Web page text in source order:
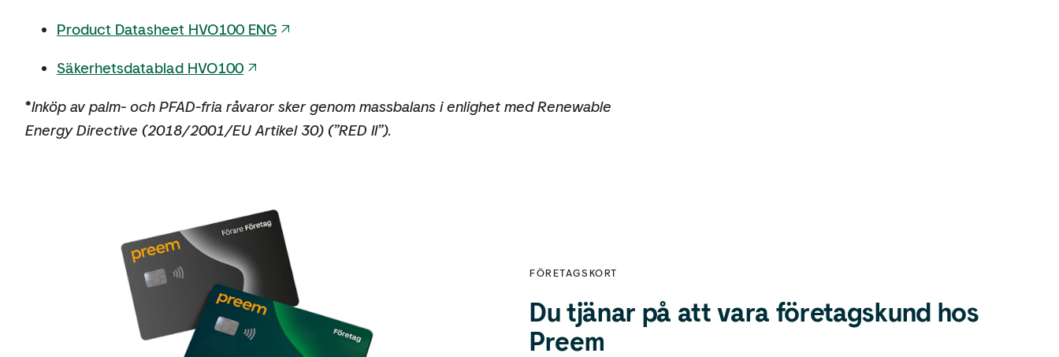
Product Datasheet HVO100 ENG
Säkerhetsdatablad HVO100
*Inköp av palm- och PFAD-fria råvaror sker genom massbalans i enlighet med Renewable
Energy Directive (2018/2001/EU Artikel 30) (”RED II”).
FÖRETAGSKORT
Du tjänar på att vara företagskund hos
Preem